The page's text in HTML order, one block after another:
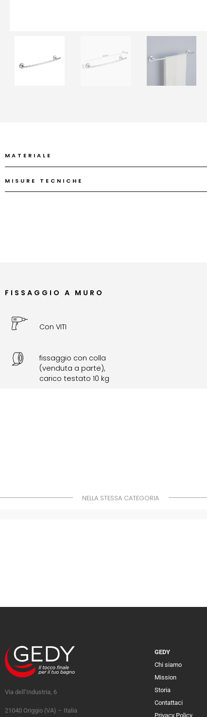
MATERIALE
MISURE TECNICHE
FISSAGGIO A MURO
Con VITI
fissaggio con colla
(venduta a parte),
carico testato 10 kg
NELLA STESSA CATEGORIA
Via dell’Industria, 6
21040 Origgio (VA) – Italia
GEDY
Chi siamo
Mission
Storia
Contattaci
Privacy Policy